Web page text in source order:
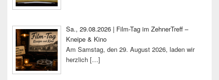
Sa., 29.08.2026 | Film-Tag im ZehnerTreff –
Kneipe & Kino
Am Samstag, den 29. August 2026, laden wir
herzlich […]